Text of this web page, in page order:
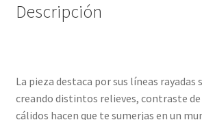
Descripción
La pieza destaca por sus líneas
creando distintos relieves, contraste
cálidos hacen que te sumerjas en un